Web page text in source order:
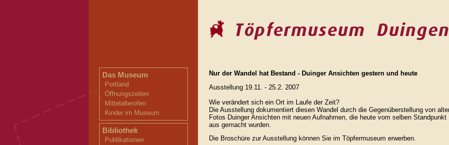
Das Museum
Pottland
Öffnungszeiten
Mittelalterofen
Kinder im Museum
Bibliothek
Publikationen
Nur der Wandel hat Bestand - Duinger Ansichten gestern und heute
Ausstellung 19.11. - 25.2. 2007
Wie verändert sich ein Ort im Laufe der Zeit?
Die Ausstellung dokumentiert diesen Wandel durch die Gegenüberstellung von
Fotos Duinger Ansichten mit neuen Aufnahmen, die heute vom selben Standpunkt
aus gemacht wurden.
Die Broschüre zur Ausstellung können Sie im Töpfermuseum erwerben.